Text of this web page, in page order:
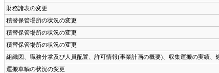
財務諸表の変更
積替保管場所の状況の変更
積替保管場所の状況の変更
積替保管場所の状況の変更
組織図、職務分掌及び人員配置、許可情報(事業計画の概要)、収集運搬の実績、
運搬車輌の状況の変更